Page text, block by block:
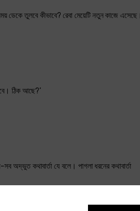
ডেকে তুলবে কীভাবে? রেবা মেয়েটি নতুন কাজে
ঠিক আছে?’
অদ্ভুত কথাবার্তা যে বলে। পাগলা ধরনের কথাবার্তা